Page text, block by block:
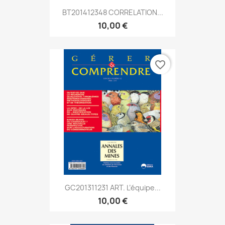
BT201412348 CORRELATION...
10,00 €
GC201311231 ART. L’équipe...
10,00 €
favorite_border